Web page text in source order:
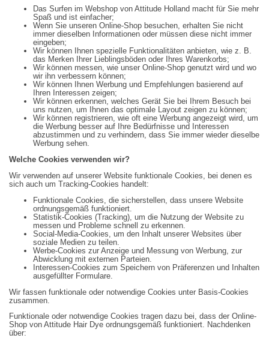
Das Surfen im Webshop von Attitude Holland macht für Sie mehr
Spaß und ist einfacher;
Wenn Sie unseren Online-Shop besuchen, erhalten Sie nicht
immer dieselben Informationen oder müssen diese nicht immer
eingeben;
Wir können Ihnen spezielle Funktionalitäten anbieten, wie z. B.
das Merken Ihrer Lieblingsböden oder Ihres Warenkorbs;
Wir können messen, wie unser Online-Shop genutzt wird und wo
wir ihn verbessern können;
Wir können Ihnen Werbung und Empfehlungen basierend auf
Ihren Interessen zeigen;
Wir können erkennen, welches Gerät Sie bei Ihrem Besuch bei
uns nutzen, um Ihnen das optimale Layout zeigen zu können;
Wir können registrieren, wie oft eine Werbung angezeigt wird, um
die Werbung besser auf Ihre Bedürfnisse und Interessen
abzustimmen und zu verhindern, dass Sie immer wieder dieselbe
Werbung sehen.
Welche Cookies verwenden wir?
Wir verwenden auf unserer Website funktionale Cookies, bei denen es
sich auch um Tracking-Cookies handelt:
Funktionale Cookies, die sicherstellen, dass unsere Website
ordnungsgemäß funktioniert.
Statistik-Cookies (Tracking), um die Nutzung der Website zu
messen und Probleme schnell zu erkennen.
Social-Media-Cookies, um den Inhalt unserer Websites über
soziale Medien zu teilen.
Werbe-Cookies zur Anzeige und Messung von Werbung, zur
Abwicklung mit externen Parteien.
Interessen-Cookies zum Speichern von Präferenzen und Inhalten
ausgefüllter Formulare.
Wir fassen funktionale oder notwendige Cookies unter Basis-Cookies
zusammen.
Funktionale oder notwendige Cookies tragen dazu bei, dass der Online-
Shop von Attitude Hair Dye ordnungsgemäß funktioniert. Nachdenken
über: